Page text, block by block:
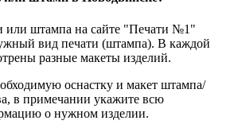
или штампа на сайте "Печати №1"
вид печати (штампа). В каждой
разные макеты изделий.
оснастку и макет штампа/
в примечании укажите всю
о нужном изделии.